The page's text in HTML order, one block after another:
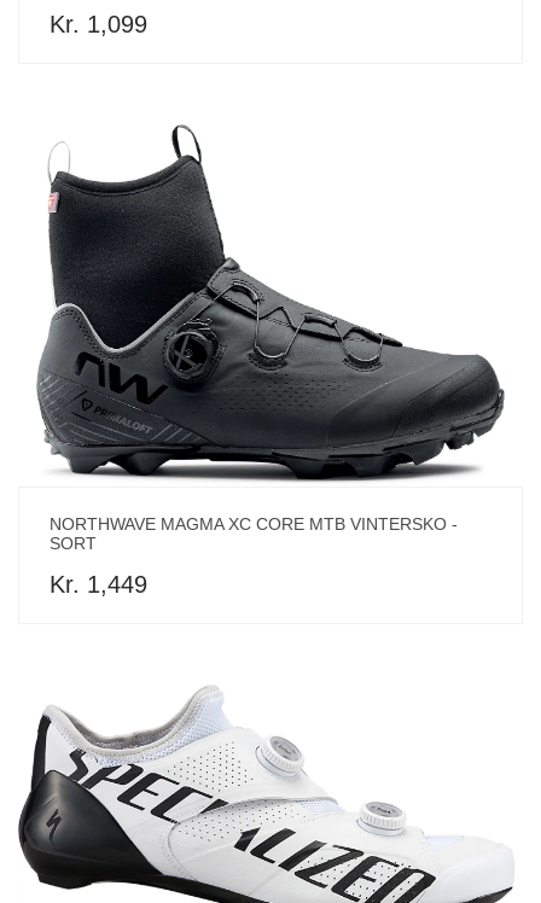
Kr. 1,099
NORTHWAVE MAGMA XC CORE MTB VINTERSKO -
SORT
Kr. 1,449